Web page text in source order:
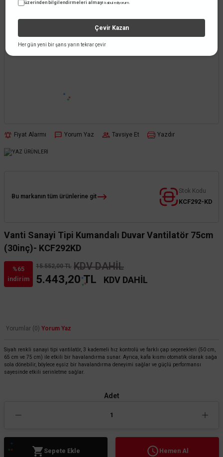
Fiyat Alarmı Yorum Yaz Tavsiye Et Yazdır
Bu markanın tüm ürünlerine git
Stok Kodu
KCF292-KD
Vanti Sanayi Tipi Kumandalı Duvar Vantilatör 75cm
(30inç)- KCF292KD
%65
indirim
15.552,00 TL KDV DAHİL
5.443,20 TL KDV DAHİL
Yorumlar (0) Yorum Yaz
Siyah renkli sanayi tipi vantilatör, 3 kademeli hız kontrolü ve farklı çap seçenekleri (50 cm,
65 cm ve 75 cm) ile etkili bir havalandırma sunar. Ayrıca, kafa kısmı otomatik olarak sağa
sola dönebilir, böylece eşsiz bir havalandırma deneyimi sağlar ve güçlü performansı
sayesinde etkili serinletme sağlar.
Adet
Sepete Ekle Hemen Al
üzerinden bilgilendirmeleri almayı kabul ediyorum.
Çevir Kazan
Her gün yeni bir şans yarın tekrar çevir